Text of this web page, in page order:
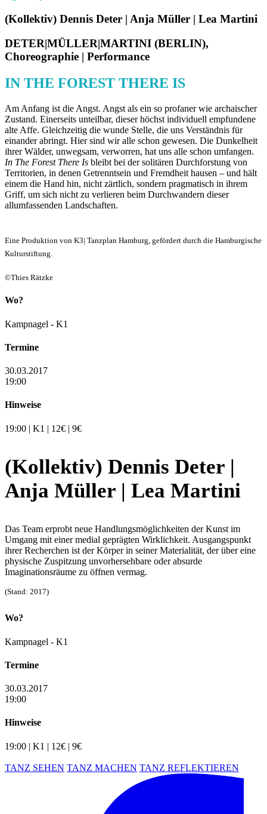
(Kollektiv) Dennis Deter | Anja Müller | Lea Martini
DETER|MÜLLER|MARTINI (BERLIN),
Choreographie | Performance
IN THE FOREST THERE IS
Am Anfang ist die Angst. Angst als ein so profaner wie archaischer
Zustand. Einerseits unteilbar, dieser höchst individuell empfundene
alte Affe. Gleichzeitig die wunde Stelle, die uns Verständnis für
einander abringt. Hier sind wir alle schon gewesen. Die Dunkelheit
ihrer Wälder, unwegsam, verworren, hat uns alle schon umfangen.
In The Forest There Is bleibt bei der solitären Durchforstung von
Territorien, in denen Getrenntsein und Fremdheit hausen – und hält
einem die Hand hin, nicht zärtlich, sondern pragmatisch in ihrem
Griff, um sich nicht zu verlieren beim Durchwandern dieser
allumfassenden Landschaften.
Eine Produktion von K3| Tanzplan Hamburg, gefördert durch die Hamburgische
Kulturstiftung.
©Thies Rätzke
Wo?
Kampnagel - K1
Termine
30.03.2017
19:00
Hinweise
19:00 | K1 | 12€ | 9€
(Kollektiv) Dennis Deter |
Anja Müller | Lea Martini
Das Team erprobt neue Handlungsmöglichkeiten der Kunst im
Umgang mit einer medial geprägten Wirklichkeit. Ausgangspunkt
ihrer Recherchen ist der Körper in seiner Materialität, der über eine
physische Zuspitzung unvorhersehbare oder absurde
Imaginationsräume zu öffnen vermag.
(Stand: 2017)
Wo?
Kampnagel - K1
Termine
30.03.2017
19:00
Hinweise
19:00 | K1 | 12€ | 9€
TANZ SEHEN TANZ MACHEN TANZ REFLEKTIEREN